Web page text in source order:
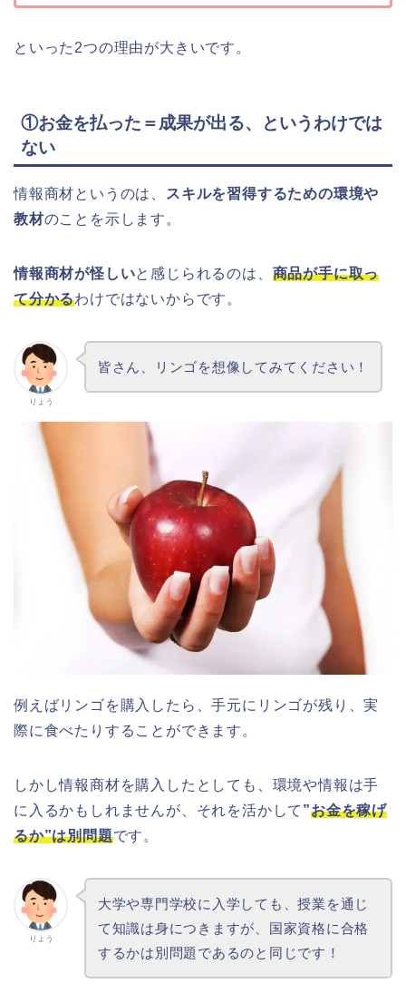
といった2つの理由が大きいです。
①お金を払った＝成果が出る、というわけでは
ない
情報商材というのは、
スキルを習得するための環境や
教材のことを示します。
情報商材が怪しいと感じられるのは、 商品が手に取っ
て分かるわけではないからです。
りょう
皆さん、リンゴを想像してみてください！
例えばリンゴを購入したら、手元にリンゴが残り、実
際に食べたりすることができます。
しかし情報商材を購入したとしても、環境や情報は手
に入るかもしれませんが、それを活かして ”お金を稼げ
るか”は別問題です。
りょう
大学や専門学校に入学しても、授業を通じ
て知識は身につきますが、国家資格に合格
するかは別問題であるのと同じです！